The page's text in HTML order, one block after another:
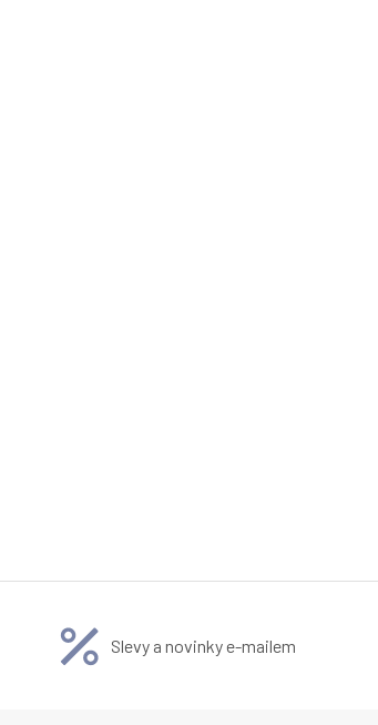
Slevy a novinky e-mailem